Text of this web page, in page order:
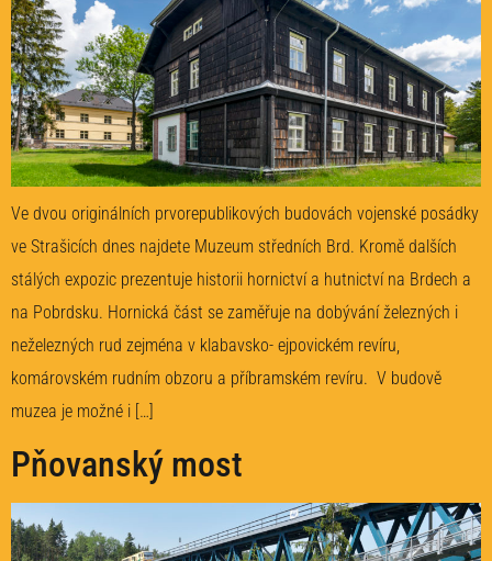
Ve dvou originálních prvorepublikových budovách vojenské posádky
ve Strašicích dnes najdete Muzeum středních Brd. Kromě dalších
stálých expozic prezentuje historii hornictví a hutnictví na Brdech a
na Pobrdsku. Hornická část se zaměřuje na dobývání železných i
neželezných rud zejména v klabavsko- ejpovickém revíru,
komárovském rudním obzoru a příbramském revíru. V budově
muzea je možné i […]
Pňovanský most